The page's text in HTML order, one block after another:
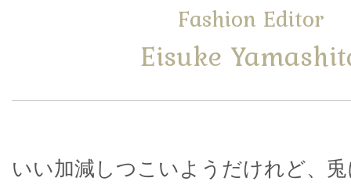
Fashion Editor
Eisuke
いい加減しつこいようだけれど、